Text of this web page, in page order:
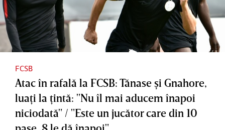
FCSB
Atac în rafală la FCSB: Tănase şi Gnahore,
luaţi la ţintă: "Nu îl mai aducem înapoi
niciodată" / "Este un jucător care din 10